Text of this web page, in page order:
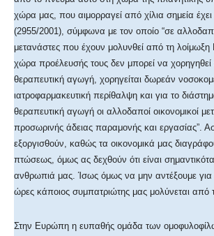
χώρα μας, που αιμορραγεί από χίλια σημεία έχει
(2955/2001), σύμφωνα με τον οποίο “σε
μετανάστες που έχουν μολυνθεί από τη
χώρα προέλευσής τους δεν μπορεί να χορηγηθεί
θεραπευτική αγωγή, χορηγείται δωρεάν
ιατροφαρμακευτική περίθαλψη και για το
θεραπευτική αγωγή οι αλλοδαποί οικονομικοί
προσωρινής άδειας παραμονής και εργασίας”.
εξοργισθούν, καθώς τα οικονομικά μας
πτώσεως, όμως ας δεχθούν ότι είναι
ανθρωπιά μας. Ίσως όμως να μην αντέξουμε
ώρες κάποιος συμπατριώτης μας μολύνεται από
Στην Ευρώπη η ευπαθής ομάδα των